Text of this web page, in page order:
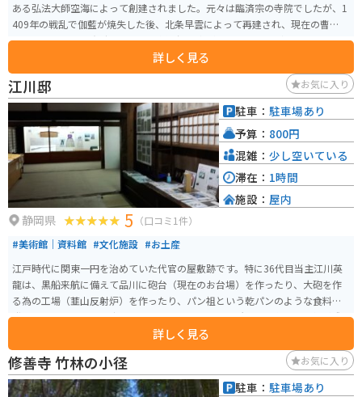
ある弘法大師空海によって創建されました。元々は臨済宗の寺院でしたが、1
409年の戦乱で伽藍が焼失した後、北条早雲によって再建され、現在の曹洞宗
になりました。鎌倉時代には二代将軍源頼家が幽閉されるなど、千二百年に
わたる歴史の中で様々な物語が生まれました。 修禅寺は修正会や節分、頼家
まつりなど様々な仏事や祭事を行っています。東京からは約一時間、名古屋
からは約二時間の距離にあり、修善寺温泉街と合わせて訪れるのがおすすめ
です。
詳しく見る
江川邸 お気に入り
静岡県 5 （口コミ1件）
#美術館｜資料館 #文化施設 #お土産
江戸時代に関東一円を治めていた代官の屋敷跡です。特に36代目当主江川英
龍は、黒船来航に備えて品川に砲台（現在のお台場）を作ったり、大砲を作
る為の工場（韮山反射炉）を作ったり、パン祖という乾パンのような食料を
発明したりとかなりの才人だったようです。この場所には幕末の雰囲気が残
っており、歴史ドラマのロケ地としても使われています。
詳しく見る
駐車： 駐車場あり
予算： 800円
混雑： 少し空いている
滞在： 1時間
施設： 屋内
修善寺 竹林の小径 お気に入り
駐車： 駐車場あり